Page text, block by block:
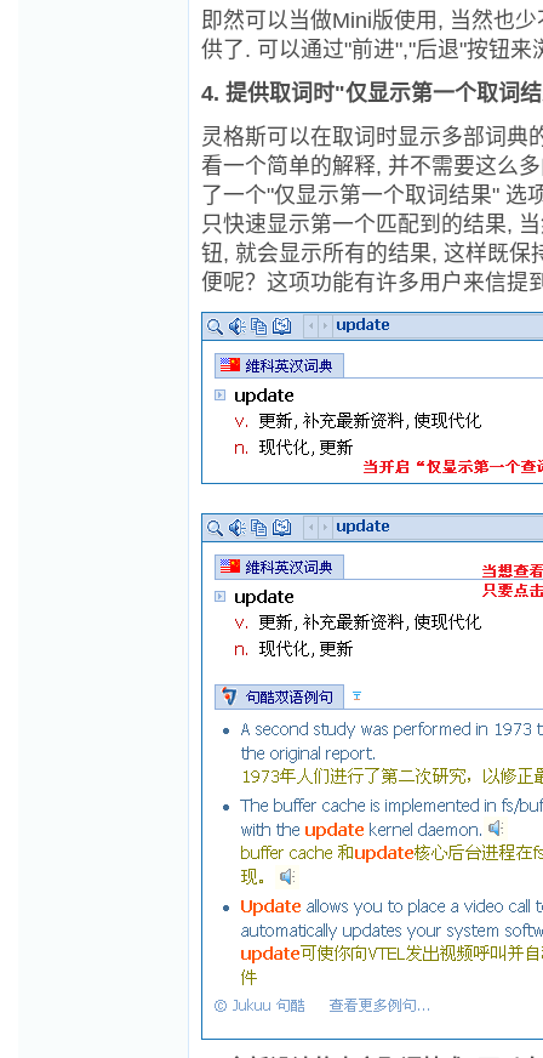
即然可以当做Mini版使用, 当然也
供了. 可以通过"前进","后退"按钮来
4. 提供取词时"仅显示第一个取词
灵格斯可以在取词时显示多部词典
看一个简单的解释, 并不需要这么
了一个"仅显示第一个取词结果"
只快速显示第一个匹配到的结果,
钮, 就会显示所有的结果, 这样既保
便呢？这项功能有许多用户来信提